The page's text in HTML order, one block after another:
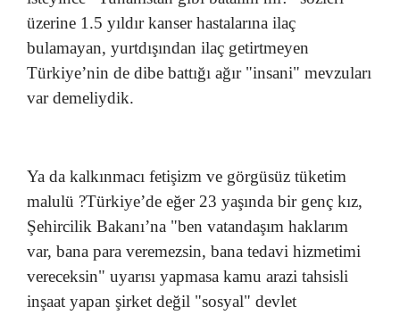
üzerine 1.5 yıldır kanser hastalarına ilaç
bulamayan, yurtdışından ilaç getirtmeyen
Türkiye’nin de dibe battığı ağır "insani" mevzuları
var demeliydik.
Ya da kalkınmacı fetişizm ve görgüsüz tüketim
malulü ?Türkiye’de eğer 23 yaşında bir genç kız,
Şehircilik Bakanı’na "ben vatandaşım haklarım
var, bana para veremezsin, bana tedavi hizmetimi
vereceksin" uyarısı yapmasa kamu arazi tahsisli
inşaat yapan şirket değil "sosyal" devlet